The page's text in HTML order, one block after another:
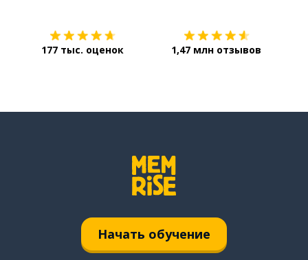
177 тыс. оценок 1,47 млн отзывов
Начать обучение